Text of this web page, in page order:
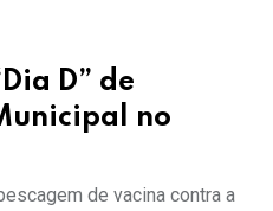
D” de
no
de vacina contra a